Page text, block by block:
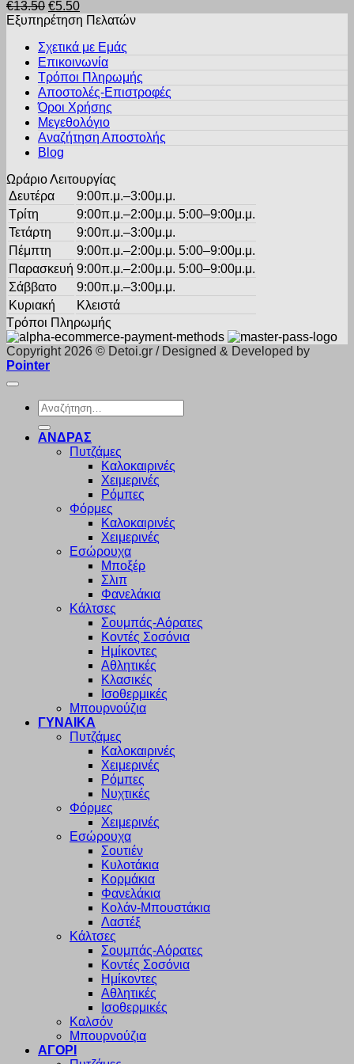
στη
σελίδα
προϊόντος
έχει
πολλαπλές
επιλογές
μπορούν
επιλεγούν
σελίδα
€13.50 Original
price
€13.50.
€5.50Η
τρέχουσα
είναι:
€5.50.
Εξυπηρέτηση Πελατών
Σχετικά με Εμάς
Επικοινωνία
Τρόποι Πληρωμής
Αποστολές-Επιστροφές
Όροι Χρήσης
Μεγεθολόγιο
Αναζήτηση Αποστολής
Blog
Ωράριο Λειτουργίας
Δευτέρα
9:00π.μ.–3:00μ.μ.
Τρίτη
9:00π.μ.–2:00μ.μ. 5:00–9:00μ.μ.
Τετάρτη
9:00π.μ.–3:00μ.μ.
Πέμπτη
9:00π.μ.–2:00μ.μ. 5:00–9:00μ.μ.
Παρασκευή 9:00π.μ.–2:00μ.μ. 5:00–9:00μ.μ.
Σάββατο
9:00π.μ.–3:00μ.μ.
Κυριακή
Κλειστά
Τρόποι Πληρωμής
Copyright 2026 © Detoi.gr / Designed & Developed by
Pointer
Αναζήτηση
για:
ΑΝΔΡΑΣ
Πυτζάμες
Καλοκαιρινές
Χειμερινές
Ρόμπες
Φόρμες
Καλοκαιρινές
Χειμερινές
Εσώρουχα
Μποξέρ
Σλιπ
Φανελάκια
Κάλτσες
Σουμπάς-Αόρατες
Κοντές Σοσόνια
Ημίκοντες
Αθλητικές
Κλασικές
Ισοθερμικές
Μπουρνούζια
ΓΥΝΑΙΚΑ
Πυτζάμες
Καλοκαιρινές
Χειμερινές
Ρόμπες
Νυχτικές
Φόρμες
Χειμερινές
Εσώρουχα
Σουτιέν
Κυλοτάκια
Κορμάκια
Φανελάκια
Κολάν-Μπουστάκια
Λαστέξ
Κάλτσες
Σουμπάς-Αόρατες
Κοντές Σοσόνια
Ημίκοντες
Αθλητικές
Ισοθερμικές
Καλσόν
Μπουρνούζια
ΑΓΟΡΙ